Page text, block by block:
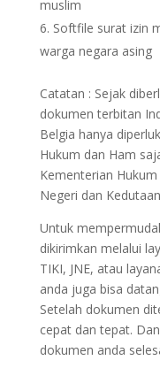
muslim
Softfile surat izin
warga negara asing
Catatan : Sejak
dokumen terbitan
Belgia hanya
Hukum dan Ham
Kementerian
Negeri dan
Untuk
dikirimkan melalui
TIKI, JNE, atau
anda juga bisa
Setelah dokumen
cepat dan tepat.
dokumen anda